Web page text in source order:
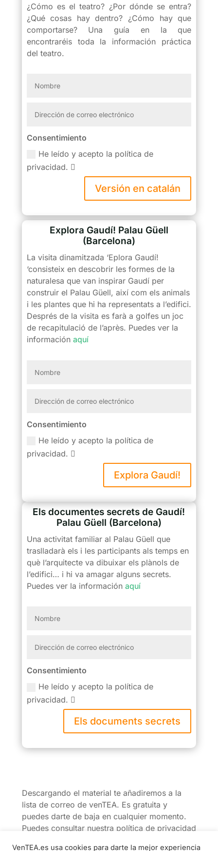
¿Cómo es el teatro? ¿Por dónde se entra?
¿Qué cosas hay dentro? ¿Cómo hay que
comportarse? Una guía en la que
encontraréis toda la información práctica
del teatro.
Consentimiento
He leído y acepto la política de
privacidad.
Versión en catalán
Explora Gaudí! Palau Güell
(Barcelona)
La visita dinamitzada ‘Eplora Gaudí!
‘consisteix en descobrir les formes de la
naturalesa que van inspirar Gaudí per
construir el Palau Güell, així com els animals
i les plantes que hi ha representats a l’edifici.
Després de la visita es farà a golfes un joc
de recapitulació de l’après. Puedes ver la
información aquí
Consentimiento
He leído y acepto la política de
privacidad.
Explora Gaudí!
Els documentes secrets de Gaudí!
Palau Güell (Barcelona)
Una activitat familiar al Palau Güell que
traslladarà els i les participants als temps en
què l’arquitecte va dibuixar els plànols de
l’edifici… i hi va amagar alguns secrets.
Puedes ver la información aquí
Consentimiento
He leído y acepto la política de
privacidad.
Els documents secrets
Descargando el material te añadiremos a la
lista de correo de venTEA. Es gratuita y
puedes darte de baja en cualquier momento.
Puedes consultar nuestra política de privacidad
VenTEA.es usa cookies para darte la mejor experiencia